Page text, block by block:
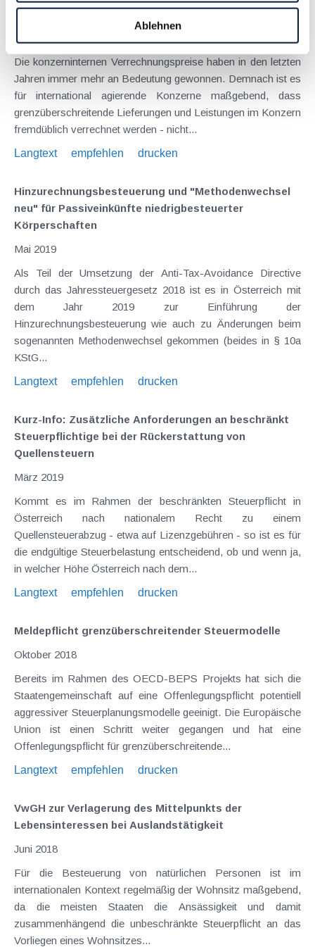
Ablehnen
Dienstleistungen
Die konzerninternen Verrechnungspreise haben in den letzten
Jahren immer mehr an Bedeutung gewonnen. Demnach ist es
für international agierende Konzerne maßgebend, dass
grenzüberschreitende Lieferungen und Leistungen im Konzern
fremdüblich verrechnet werden - nicht...
Langtext
empfehlen drucken
Hinzurechnungsbesteuerung und "Methodenwechsel
neu" für Passiveinkünfte niedrigbesteuerter
Körperschaften
Mai 2019
Als Teil der Umsetzung der Anti-Tax-Avoidance Directive
durch das Jahressteuergesetz 2018 ist es in Österreich mit
dem Jahr 2019 zur Einführung der
Hinzurechnungsbesteuerung wie auch zu Änderungen beim
sogenannten Methodenwechsel gekommen (beides in § 10a
KStG...
Langtext
empfehlen drucken
Kurz-Info: Zusätzliche Anforderungen an beschränkt
Steuerpflichtige bei der Rückerstattung von
Quellensteuern
März 2019
Kommt es im Rahmen der beschränkten Steuerpflicht in
Österreich nach nationalem Recht zu einem
Quellensteuerabzug - etwa auf Lizenzgebühren - so ist es für
die endgültige Steuerbelastung entscheidend, ob und wenn ja,
in welcher Höhe Österreich nach dem...
Langtext
empfehlen drucken
Meldepflicht grenzüberschreitender Steuermodelle
Oktober 2018
Bereits im Rahmen des OECD-BEPS Projekts hat sich die
Staatengemeinschaft auf eine Offenlegungspflicht potentiell
aggressiver Steuerplanungsmodelle geeinigt. Die Europäische
Union ist einen Schritt weiter gegangen und hat eine
Offenlegungspflicht für grenzüberschreitende...
Langtext
empfehlen drucken
VwGH zur Verlagerung des Mittelpunkts der
Lebensinteressen bei Auslandstätigkeit
Juni 2018
Für die Besteuerung von natürlichen Personen ist im
internationalen Kontext regelmäßig der Wohnsitz maßgebend,
da die meisten Staaten die Ansässigkeit und damit
zusammenhängend die unbeschränkte Steuerpflicht an das
Vorliegen eines Wohnsitzes...